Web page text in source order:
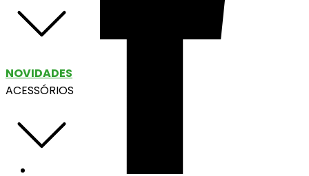
NOVIDADES
ACESSÓRIOS